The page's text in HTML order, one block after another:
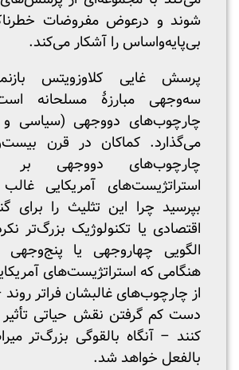
شوند و درعوض مفروضات
بی‌پایه‌واساس را آشکار می‌کند.
پرسش غایی کلاوزویتس
سه‌وجهی مبارزۀ مسلحانه
چارچوب‌های دووجهی (سیاسی و
می‌گذارد. کماکان در قرن
چارچوب‌های دووجهی بر
استراتژیست‌های آمریکایی
بپرسید چرا این تثلیث را برای
اقتصادی یا تکنولوژیک بزرگ‌تر
الگویی چهاروجهی یا پنج‌وجهی
هنگامی که استراتژیست‌های
از چارچوب‌های غالبشان فراتر روند
دست کم گرفتن نقش حیاتی
کنند – آنگاه بالقوگی بزرگ‌تر
بالفعل خواهد شد.